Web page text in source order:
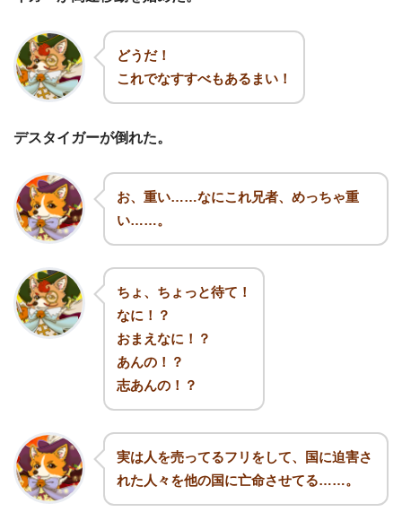
どうだ！
これでなすすべもあるまい！
デスタイガーが倒れた。
お、重い……なにこれ兄者、めっちゃ重
い……。
ちょ、ちょっと待て！
なに！？
おまえなに！？
あんの！？
志あんの！？
実は人を売ってるフリをして、国に迫害さ
れた人々を他の国に亡命させてる……。